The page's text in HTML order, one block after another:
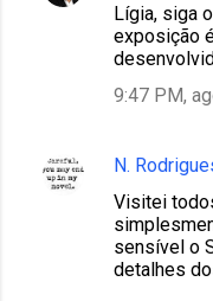
Lígia, siga
exposição
9:47 PM,
N.
Visitei
sensível o
detalhes